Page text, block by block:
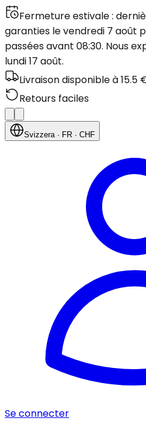
Fermeture estivale :
garanties le vendredi 7 août
passées avant 08:30. Nous
lundi 17 août.
Livraison disponible à 15.5
Retours faciles
Svizzera· FR · CHF
Se connecter